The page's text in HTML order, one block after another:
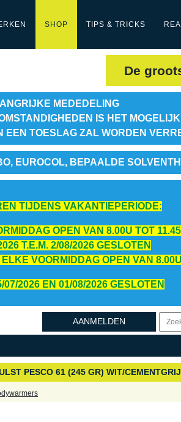
SHOP TIPS & TRICKS
De
MEDEDELING
IS HET
EEN TOESLAG ZAL WORDEN
EUROCOL, BEPAALDE
TIJDENS VAKANTIEPERIODE:
OPEN VAN 8.00U TOT
T.E.M. 2/08/2026 GESLOTEN
VOORMIDDAG OPEN VAN
2026 EN 01/08/2026 GESLOTEN
AANMELDEN
PESCO 61 (245 GR) WIT/